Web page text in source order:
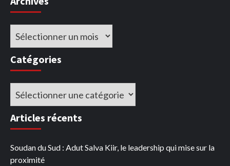
Archives
Catégories
Catégories
Articles récents
Soudan du Sud : Adut Salva Kiir, le leadership qui mise sur la
proximité